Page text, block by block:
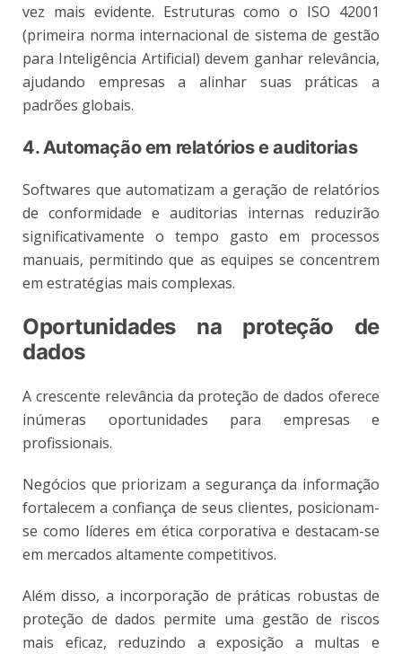
vez mais evidente. Estruturas como o ISO 42001
(primeira norma internacional de sistema de gestão
para Inteligência Artificial) devem ganhar relevância,
ajudando empresas a alinhar suas práticas a
padrões globais.
4. Automação em relatórios e auditorias
Softwares que automatizam a geração de relatórios
de conformidade e auditorias internas reduzirão
significativamente o tempo gasto em processos
manuais, permitindo que as equipes se concentrem
em estratégias mais complexas.
Oportunidades na proteção de
dados
A crescente relevância da proteção de dados oferece
inúmeras oportunidades para empresas e
profissionais.
Negócios que priorizam a segurança da informação
fortalecem a confiança de seus clientes, posicionam-
se como líderes em ética corporativa e destacam-se
em mercados altamente competitivos.
Além disso, a incorporação de práticas robustas de
proteção de dados permite uma gestão de riscos
mais eficaz, reduzindo a exposição a multas e